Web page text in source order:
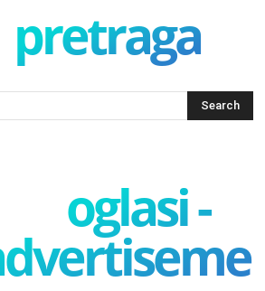
pretraga
oglasi -